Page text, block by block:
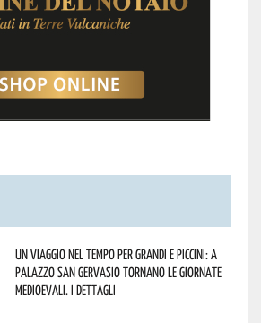
Un viaggio nel tempo per grandi e piccini: a
Palazzo San Gervasio tornano le Giornate
Medioevali. I dettagli